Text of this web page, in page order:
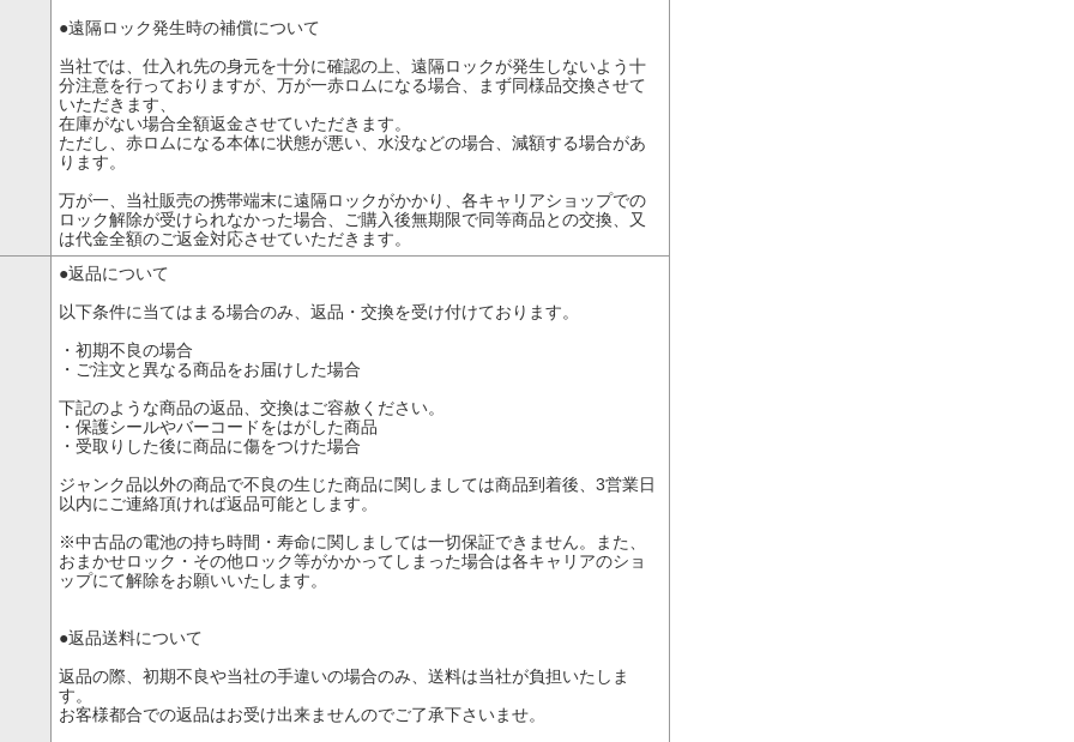
●遠隔ロック発生時の補償について
当社では、仕入れ先の身元を十分に確認の上、遠隔ロックが発生しないよう十
分注意を行っておりますが、万が一赤ロムになる場合、まず同様品交換させて
いただきます、
在庫がない場合全額返金させていただきます。
ただし、赤ロムになる本体に状態が悪い、水没などの場合、減額する場合があ
ります。
万が一、当社販売の携帯端末に遠隔ロックがかかり、各キャリアショップでの
ロック解除が受けられなかった場合、ご購入後無期限で同等商品との交換、又
は代金全額のご返金対応させていただきます。
●返品について
以下条件に当てはまる場合のみ、返品・交換を受け付けております。
・初期不良の場合
・ご注文と異なる商品をお届けした場合
下記のような商品の返品、交換はご容赦ください。
・保護シールやバーコードをはがした商品
・受取りした後に商品に傷をつけた場合
ジャンク品以外の商品で不良の生じた商品に関しましては商品到着後、3営業日
以内にご連絡頂ければ返品可能とします。
※中古品の電池の持ち時間・寿命に関しましては一切保証できません。また、
おまかせロック・その他ロック等がかかってしまった場合は各キャリアのショ
ップにて解除をお願いいたします。
●返品送料について
返品の際、初期不良や当社の手違いの場合のみ、送料は当社が負担いたしま
す。
お客様都合での返品はお受け出来ませんのでご了承下さいませ。